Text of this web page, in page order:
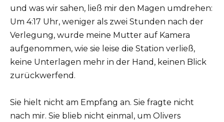
und was wir sahen, ließ mir den Magen umdrehen:
Um 4:17 Uhr, weniger als zwei Stunden nach der
Verlegung, wurde meine Mutter auf Kamera
aufgenommen, wie sie leise die Station verließ,
keine Unterlagen mehr in der Hand, keinen Blick
zurückwerfend.
Sie hielt nicht am Empfang an. Sie fragte nicht
nach mir. Sie blieb nicht einmal, um Olivers